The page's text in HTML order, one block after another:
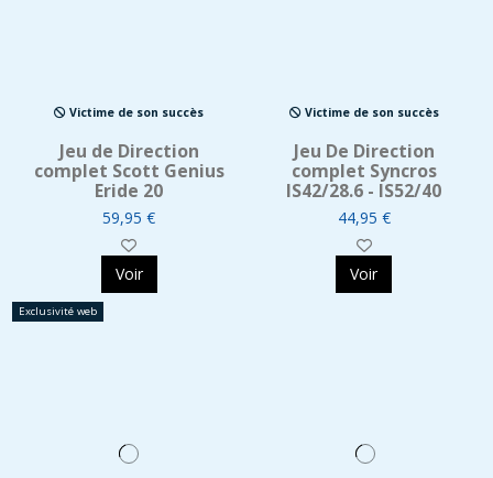
Victime de son succès
Jeu de Direction
complet Scott Genius
Eride 20
59,95 €
Voir
Victime de son succès
Jeu De Direction
complet Syncros
IS42/28.6 - IS52/40
44,95 €
Voir
Exclusivité web